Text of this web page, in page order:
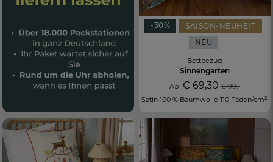
-30%
SAISON-NEUHEIT
NEU
Bettbezug
Sinnengarten
Ab € 69,30 € 99,-
Satin 100 % Baumwolle 110 Fäden/cm²